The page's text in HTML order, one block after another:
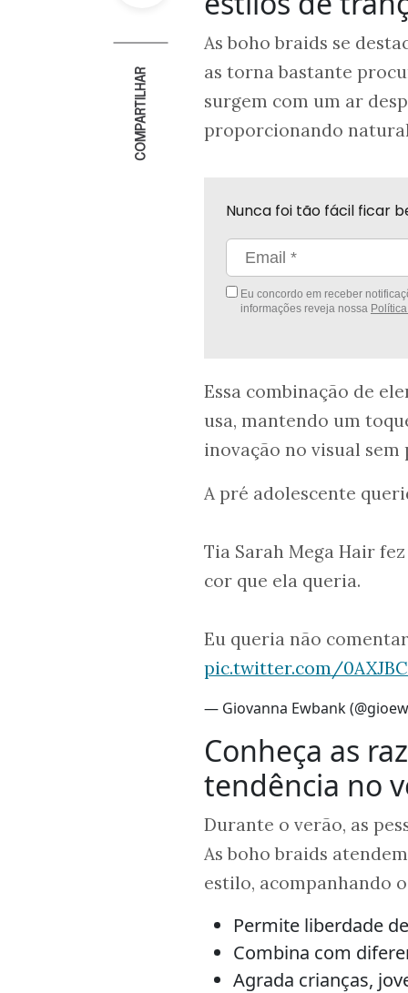
COMPARTILHAR
As boho braids se
as torna bastante
surgem com um ar
proporcionando
Nunca foi tão fácil ficar
Eu concordo em receber
informações reveja nossa
Essa combinação de
usa, mantendo um
inovação no visual
A pré adolescente
Tia Sarah Mega Hair
cor que ela queria.
Eu queria não
pic.twitter.com/
— Giovanna Ewbank
Conheça as
tendência no
Durante o verão, as
As boho braids
estilo, acompanhando
Permite liberdade
Combina com
Agrada crianças,